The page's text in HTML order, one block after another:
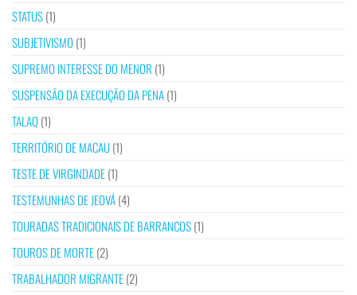
STATUS(1)
SUBJETIVISMO (1)
SUPREMO INTERESSE DO MENOR (1)
SUSPENSÃO DA EXECUÇÃO DA PENA(1)
TALAQ(1)
TERRITÓRIO DE MACAU(1)
TESTE DE VIRGINDADE(1)
TESTEMUNHAS DE JEOVÁ(4)
TOURADAS TRADICIONAIS DE BARRANCOS(1)
TOUROS DE MORTE(2)
TRABALHADOR MIGRANTE(2)